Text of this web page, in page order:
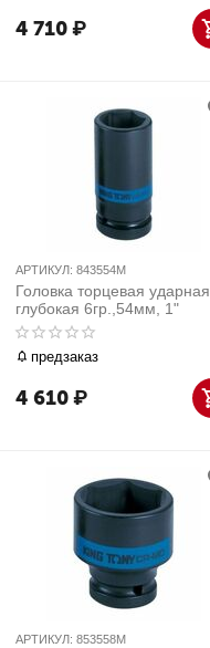
4 710₽
АРТИКУЛ: 843554M
Головка торцевая ударная
глубокая 6гр.,54мм, 1"
предзаказ
4 610₽
АРТИКУЛ: 853558M